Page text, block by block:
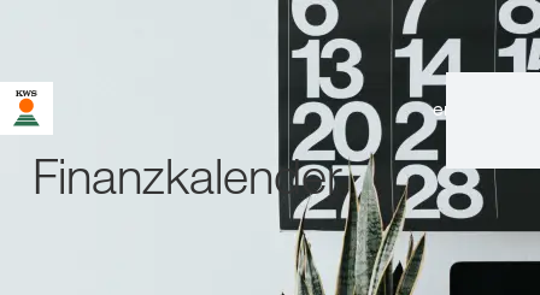
en
Finanzkalender